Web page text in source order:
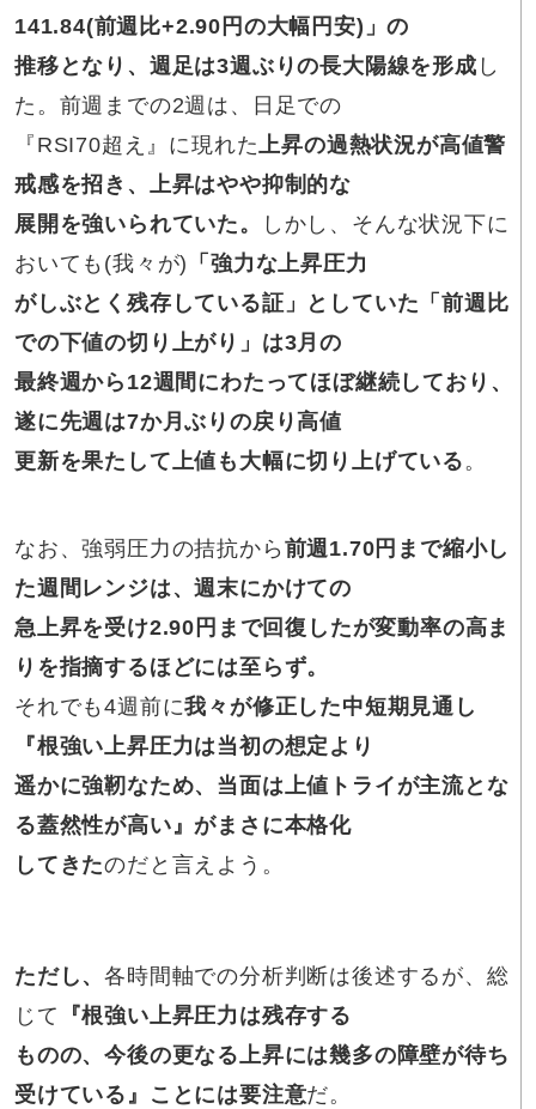
141.84(前週比+2.90円の大幅円安) 」の
推移となり、週足は3週ぶりの長大陽線を形成 し
た。前週までの2週は、日足での
『RSI70超え』に現れた上昇の過熱状況が高値警
戒感を招き、上昇はやや抑制的な
展開を強いられていた。
しかし、そんな状況下に
おいても(我々が) 「強力な上昇圧力
がしぶとく残存している証」としていた「前週比
での下値の切り上がり」は3月の
最終週から12週間にわたってほぼ継続しており、
遂に先週は7か月ぶりの戻り高値
更新を果たして上値も大幅に切り上げている。
なお、強弱圧力の拮抗から 前週1.70円まで縮小し
た週間レンジは、週末にかけての
急上昇を受け2.90円まで回復したが変動率の高ま
りを指摘するほどには至らず。
それでも4週前に我々が修正した中短期見通し
『根強い上昇圧力は当初の想定より
遥かに強靭なため、 当面は上値トライが主流とな
る蓋然性が高い』 がまさに本格化
してきたのだと言えよう。
ただし、各時間軸での分析判断は後述するが、総
じて
『根強い上昇圧力は残存する
ものの、今後の更なる上昇には幾多の障壁が待ち
受けている』ことには要注意だ。